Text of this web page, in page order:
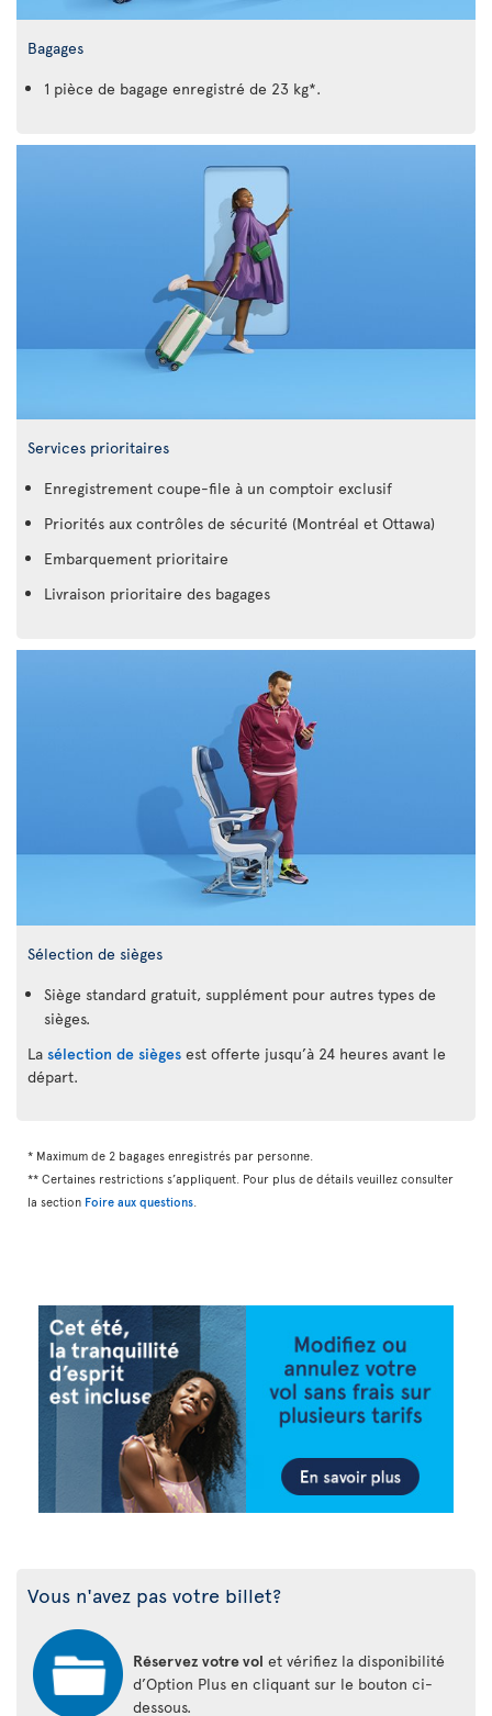
Bagages
1 pièce de bagage enregistré de 23 kg*.
Services prioritaires
Enregistrement coupe-file à un comptoir exclusif
Priorités aux contrôles de sécurité (Montréal et Ottawa)
Embarquement prioritaire
Livraison prioritaire des bagages
Sélection de sièges
Siège standard gratuit, supplément pour autres types de
sièges.
La sélection de sièges est offerte jusqu’à 24 heures avant le
départ.
* Maximum de 2 bagages enregistrés par personne.
** Certaines restrictions s’appliquent. Pour plus de détails veuillez consulter
la section Foire aux questions
Vous n'avez pas votre billet?
Réservez votre vol et vérifiez la disponibilité
d’Option Plus en cliquant sur le bouton ci-
dessous.